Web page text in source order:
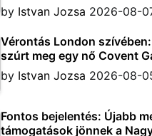
by Istvan Jozsa 2026-08-
Vérontás London
szúrt meg egy nő Covent
by Istvan Jozsa 2026-08-
Fontos bejelentés: Újabb
támogatások jönnek a